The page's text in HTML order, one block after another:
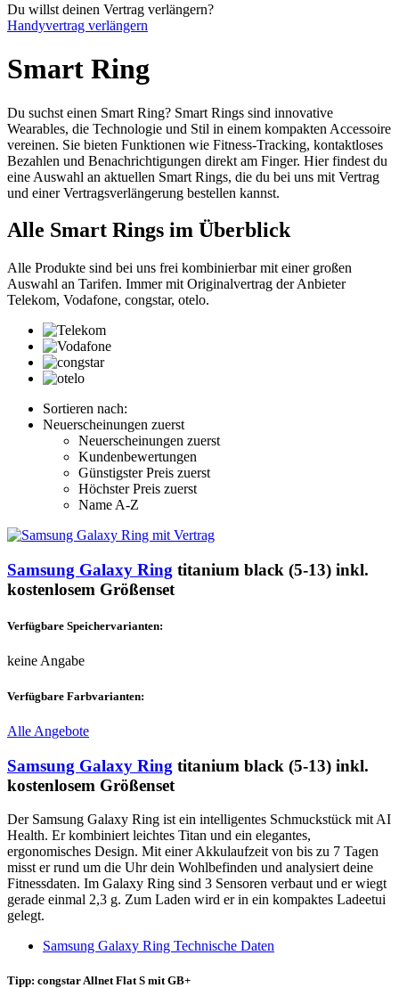
Du willst deinen Vertrag verlängern?
Handyvertrag verlängern
Smart Ring
Du suchst einen Smart Ring? Smart Rings sind innovative
Wearables, die Technologie und Stil in einem kompakten Accessoire
vereinen. Sie bieten Funktionen wie Fitness-Tracking, kontaktloses
Bezahlen und Benachrichtigungen direkt am Finger. Hier findest du
eine Auswahl an aktuellen Smart Rings, die du bei uns mit Vertrag
und einer Vertragsverlängerung bestellen kannst.
Alle Smart Rings im Überblick
Alle Produkte sind bei uns frei kombinierbar mit einer großen
Auswahl an Tarifen. Immer mit Originalvertrag der Anbieter
Telekom, Vodafone, congstar, otelo.
Sortieren nach:
Neuerscheinungen zuerst
Neuerscheinungen zuerst
Kundenbewertungen
Günstigster Preis zuerst
Höchster Preis zuerst
Name A-Z
Samsung Galaxy Ring titanium black (5-13) inkl.
kostenlosem Größenset
Verfügbare Speichervarianten:
keine Angabe
Verfügbare Farbvarianten:
Alle Angebote
Samsung Galaxy Ring titanium black (5-13) inkl.
kostenlosem Größenset
Der Samsung Galaxy Ring ist ein intelligentes Schmuckstück mit AI
Health. Er kombiniert leichtes Titan und ein elegantes,
ergonomisches Design. Mit einer Akkulaufzeit von bis zu 7 Tagen
misst er rund um die Uhr dein Wohlbefinden und analysiert deine
Fitnessdaten. Im Galaxy Ring sind 3 Sensoren verbaut und er wiegt
gerade einmal 2,3 g. Zum Laden wird er in ein kompaktes Ladeetui
gelegt.
Samsung Galaxy Ring Technische Daten
Tipp: congstar Allnet Flat S mit GB+